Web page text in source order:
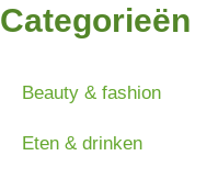
Categorieën
Beauty & fashion
Eten & drinken